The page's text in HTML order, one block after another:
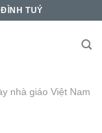
TUÝ
nhà giáo Việt Nam